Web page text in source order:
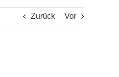
Zurück Vor